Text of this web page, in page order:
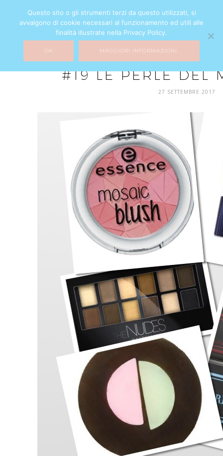
#19 LE PERLE DEL
27 SETTEMBRE 2017
Questo sito o gli strumenti terzi da questo utilizzati, si
avvalgono di cookie necessari al funzionamento ed utili alle
finalità illustrate nella Privacy Policy.
OK MAGGIORI INFORMAZIONI.